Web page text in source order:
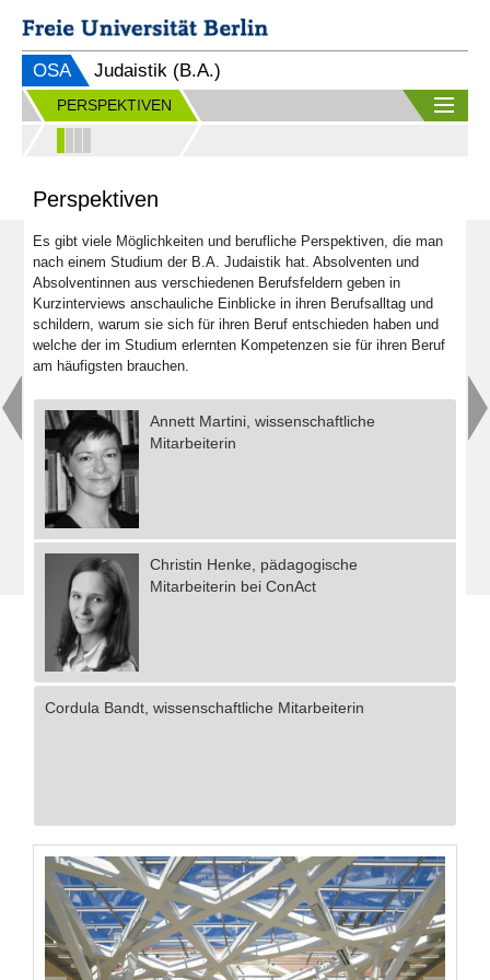
OSA Judaistik (B.A.)
PERSPEKTIVEN
Perspektiven
Es gibt viele Möglichkeiten und berufliche Perspektiven, die man
nach einem Studium der B.A. Judaistik hat. Absolventen und
Absolventinnen aus verschiedenen Berufsfeldern geben in
Kurzinterviews anschauliche Einblicke in ihren Berufsalltag und
schildern, warum sie sich für ihren Beruf entschieden haben und
welche der im Studium erlernten Kompetenzen sie für ihren Beruf
am häufigsten brauchen.
Annett Martini, wissenschaftliche
Mitarbeiterin
Christin Henke, pädagogische
Mitarbeiterin bei ConAct
Cordula Bandt, wissenschaftliche Mitarbeiterin